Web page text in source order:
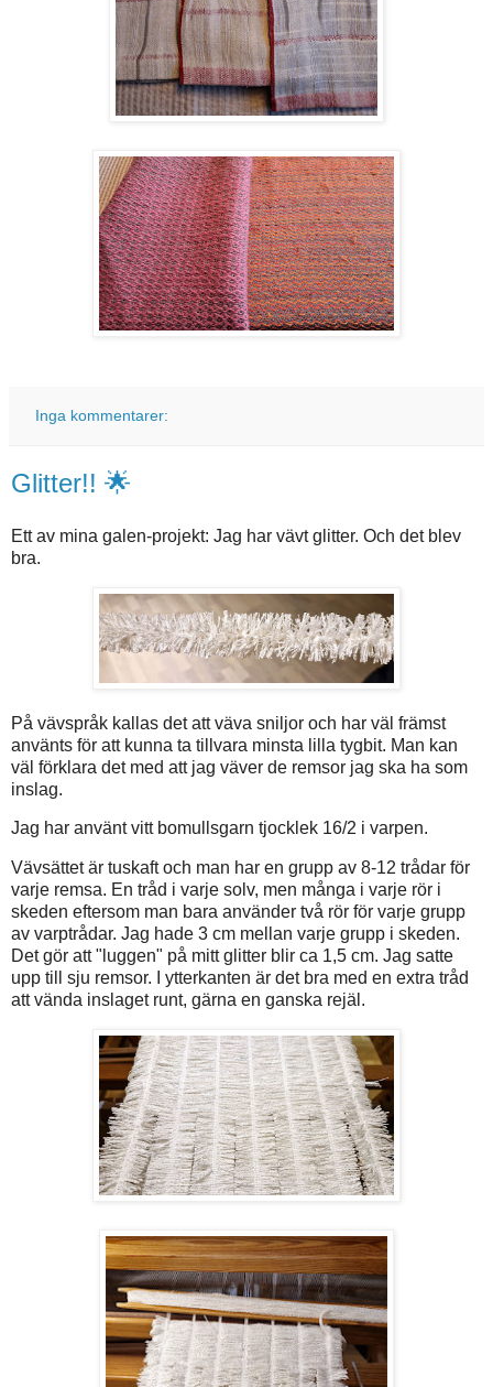
Inga kommentarer:
Glitter!! 🌟
Ett av mina galen-projekt: Jag har vävt glitter. Och det blev
bra.
På vävspråk kallas det att väva sniljor och har väl främst
använts för att kunna ta tillvara minsta lilla tygbit. Man kan
väl förklara det med att jag väver de remsor jag ska ha som
inslag.
Jag har använt vitt bomullsgarn tjocklek 16/2 i varpen.
Vävsättet är tuskaft och man har en grupp av 8-12 trådar för
varje remsa. En tråd i varje solv, men många i varje rör i
skeden eftersom man bara använder två rör för varje grupp
av varptrådar. Jag hade 3 cm mellan varje grupp i skeden.
Det gör att "luggen" på mitt glitter blir ca 1,5 cm. Jag satte
upp till sju remsor. I ytterkanten är det bra med en extra tråd
att vända inslaget runt, gärna en ganska rejäl.